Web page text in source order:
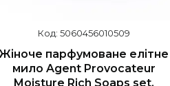
5060456010509
парфумоване елітне
мило Agent Provocateur
Moisture Rich Soaps set,